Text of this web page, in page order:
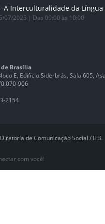
07/2025 | Das 09:00 às 10:00
Brasília
E, Edifício Siderbrás, Sala 605,
906
2154
de Comunicação Social / IFB.
com você!